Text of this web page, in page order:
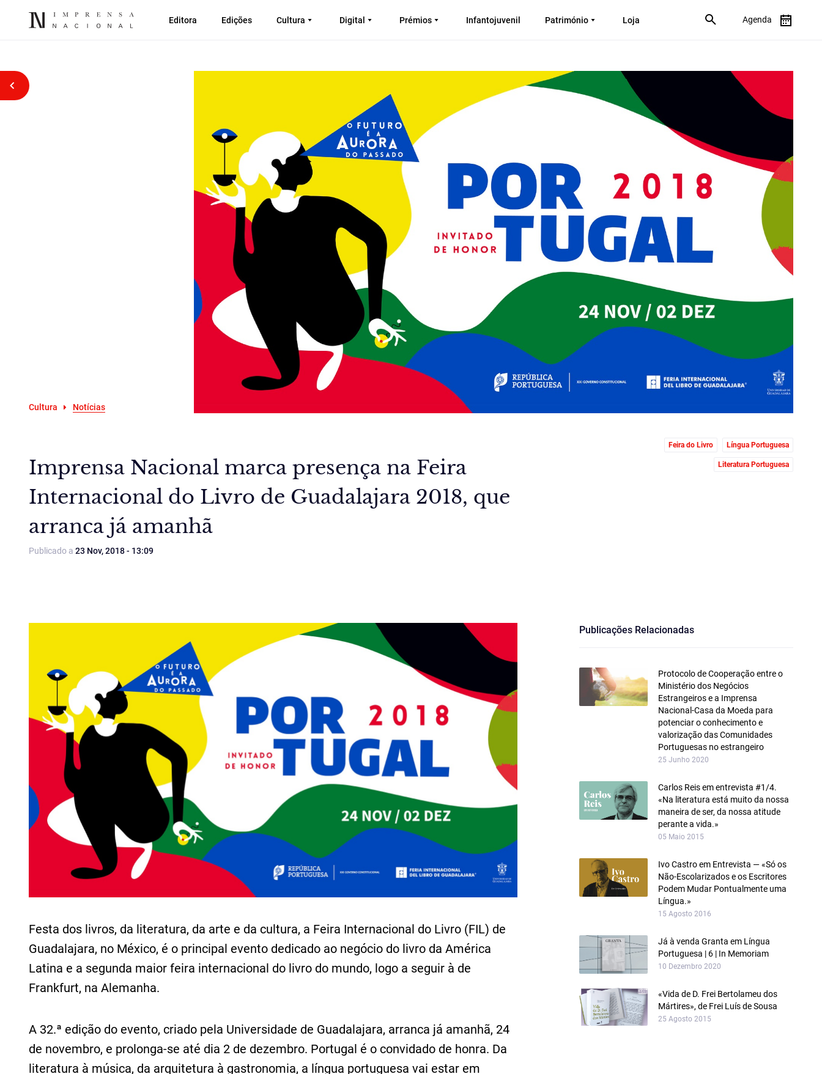
Editora Edições Cultura Digital Prémios Infantojuvenil Património Loja Agenda
Voltar atrás
Cultura Notícias
Imprensa Nacional marca presença na Feira
Internacional do Livro de Guadalajara 2018, que
arranca já amanhã
Publicado a 23 Nov, 2018 - 13:09
Feira do Livro Língua Portuguesa
Literatura Portuguesa
Festa dos livros, da literatura, da arte e da cultura, a Feira Internacional do Livro (FIL) de
Guadalajara, no México, é o principal evento dedicado ao negócio do livro da América
Latina e a segunda maior feira internacional do livro do mundo, logo a seguir à de
Frankfurt, na Alemanha.
A 32.ª edição do evento, criado pela Universidade de Guadalajara, arranca já amanhã, 24
de novembro, e prolonga-se até dia 2 de dezembro. Portugal é o convidado de honra. Da
literatura à música, da arquitetura à gastronomia, a língua portuguesa vai estar em
Publicações Relacionadas
Protocolo de Cooperação entre o
Ministério dos Negócios
Estrangeiros e a Imprensa
Nacional‑Casa da Moeda para
potenciar o conhecimento e
valorização das Comunidades
Portuguesas no estrangeiro
25 Junho 2020
Carlos Reis em entrevista #1/4.
«Na literatura está muito da nossa
maneira de ser, da nossa atitude
perante a vida.»
05 Maio 2015
Ivo Castro em Entrevista — «Só os
Não‑Escolarizados e os Escritores
Podem Mudar Pontualmente uma
Língua.»
15 Agosto 2016
Já à venda Granta em Língua
Portuguesa | 6 | In Memoriam
10 Dezembro 2020
«Vida de D. Frei Bertolameu dos
Mártires», de Frei Luís de Sousa
25 Agosto 2015